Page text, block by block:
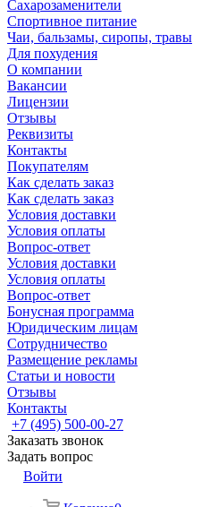
Сахарозаменители
Спортивное питание
Чаи, бальзамы, сиропы, травы
Для похудения
О компании
Вакансии
Лицензии
Отзывы
Реквизиты
Контакты
Покупателям
Как сделать заказ
Как сделать заказ
Условия доставки
Условия оплаты
Вопрос-ответ
Условия доставки
Условия оплаты
Вопрос-ответ
Бонусная программа
Юридическим лицам
Сотрудничество
Размещение рекламы
Статьи и новости
Отзывы
Контакты
+7 (495) 500-00-27
Заказать звонок
Задать вопрос
Войти